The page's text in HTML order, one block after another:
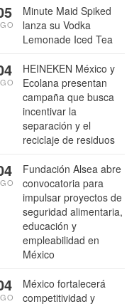
Minute Maid Spiked
lanza su Vodka
Lemonade Iced Tea
HEINEKEN México y
Ecolana presentan
campaña que busca
incentivar la
separación y el
reciclaje de residuos
Fundación Alsea abre
convocatoria para
impulsar proyectos de
seguridad alimentaria,
educación y
empleabilidad en
México
México fortalecerá
competitividad y